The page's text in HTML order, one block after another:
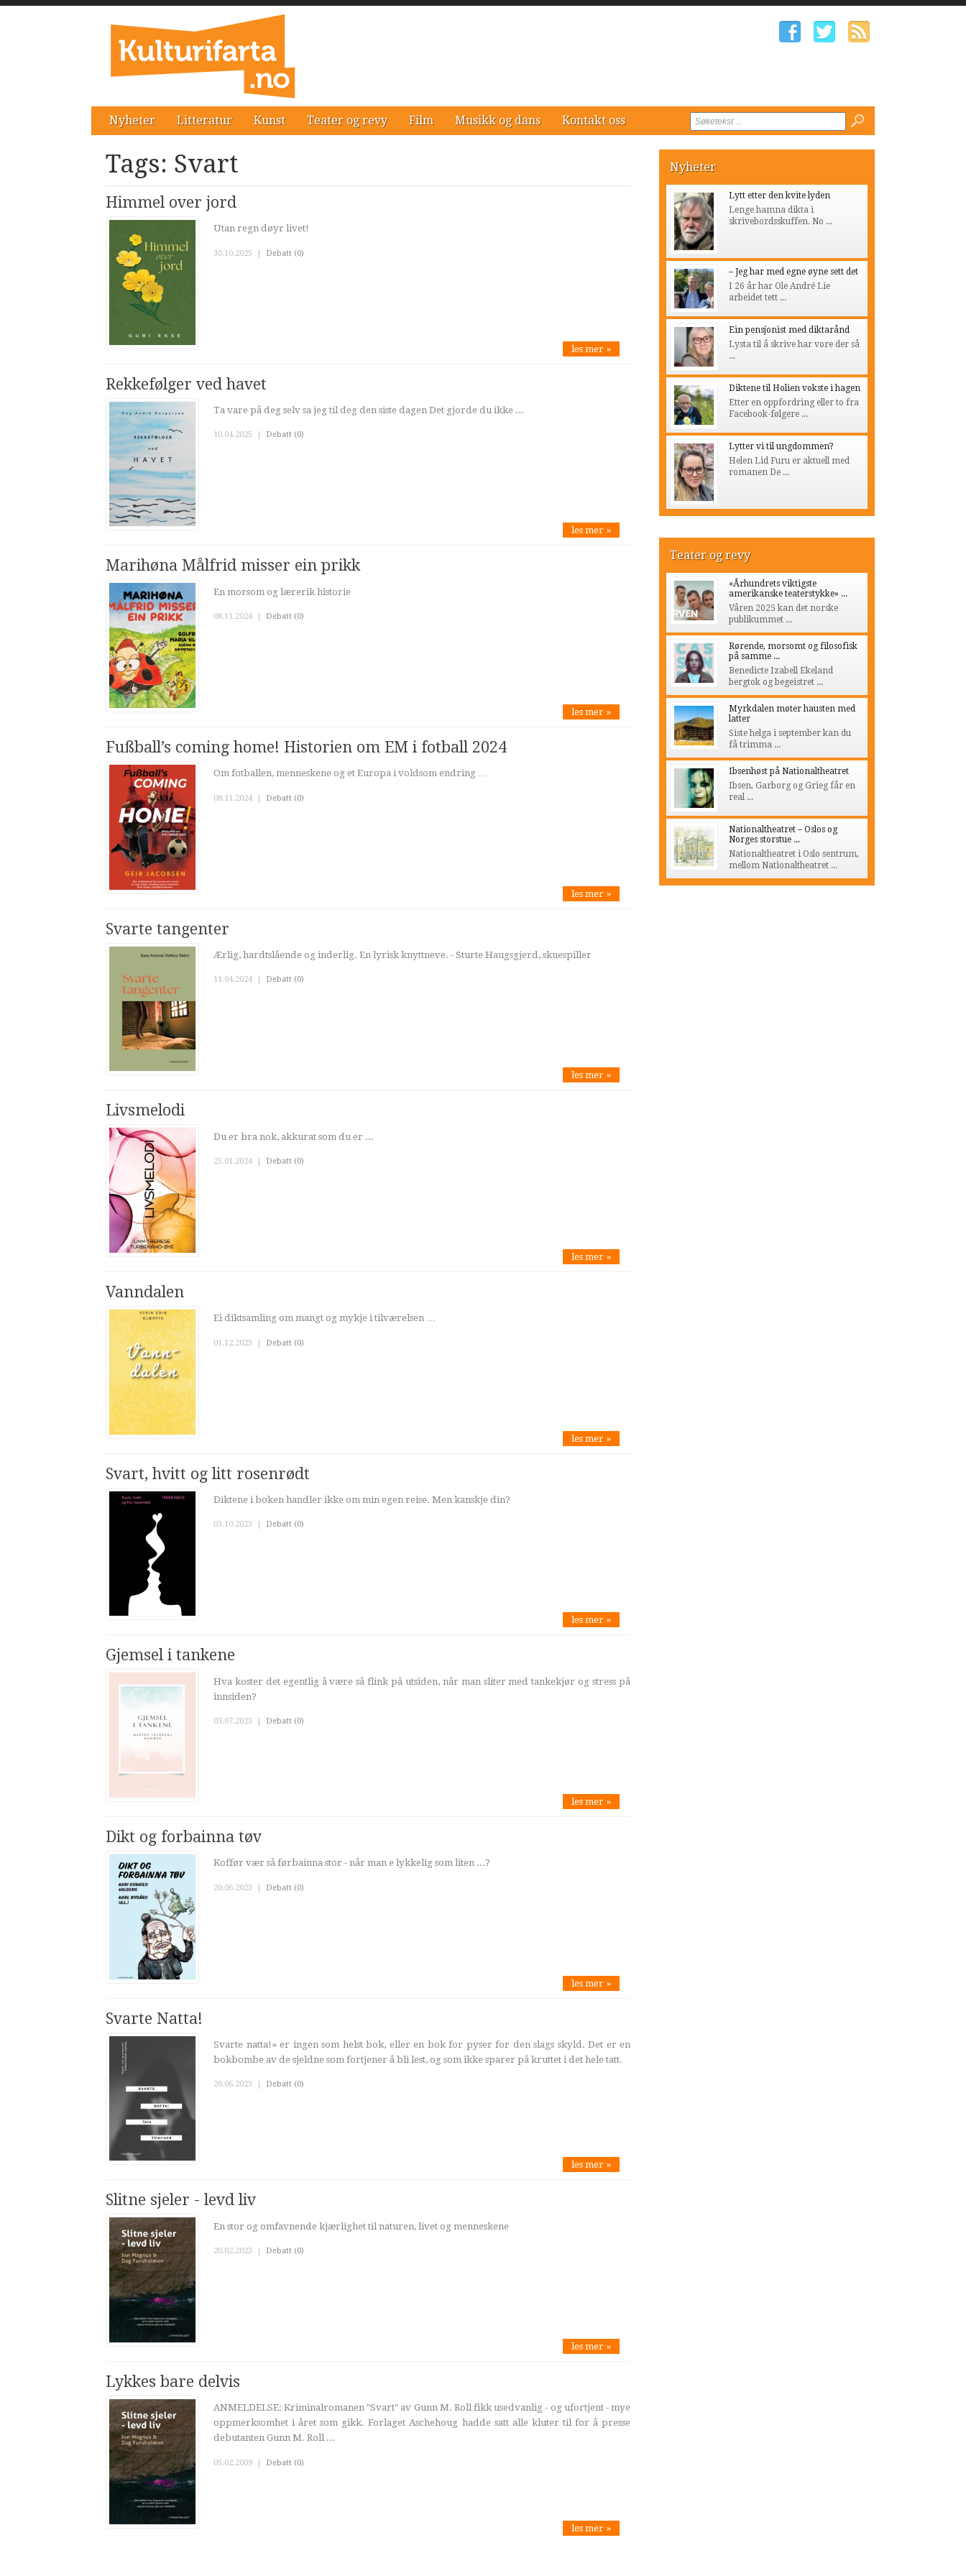
Nyheter Litteratur Kunst Teater og revy Film Musikk og dans Kontakt oss
Tags: Svart
Himmel over jord
Utan regn døyr livet!
30.10.2025 | Debatt (0)
les mer »
Rekkefølger ved havet
Ta vare på deg selv sa jeg til deg den siste dagen Det gjorde du ikke ...
10.04.2025 Debatt (0)
les mer »
Marihøna Målfrid misser ein prikk
En morsom og lærerik historie
08.11.2024 | Debatt (0)
les mer »
Fußball’s coming home! Historien om EM i fotball 2024
Om fotballen, menneskene og et Europa i voldsom endring …
08.11.2024 | Debatt (0)
les mer »
Svarte tangenter
Ærlig, hardtslående og inderlig. En lyrisk knyttneve. - Sturte Haugsgjerd, skuespiller
11.04.2024 Debatt (0)
les mer »
Livsmelodi
Du er bra nok, akkurat som du er ...
25.01.2024 | Debatt (0)
les mer »
Vanndalen
Ei diktsamling om mangt og mykje i tilværelsen …
01.12.2023 | Debatt (0)
les mer »
Svart, hvitt og litt rosenrødt
Diktene i boken handler ikke om min egen reise. Men kanskje din?
03.10.2023 Debatt (0)
les mer »
Gjemsel i tankene
Hva koster det egentlig å være så flink på utsiden, når man sliter med tankekjør og stress på
innsiden?
03.07.2023 | Debatt (0)
les mer »
Dikt og forbainna tøv
Koffør vær så førbainna stor - når man e lykkelig som liten ...?
20.06.2023 | Debatt (0)
les mer »
Svarte Natta!
Svarte natta!» er ingen som helst bok, eller en bok for pyser for den slags skyld. Det er en
bokbombe av de sjeldne som fortjener å bli lest, og som ikke sparer på kruttet i det hele tatt.
20.06.2023 Debatt (0)
les mer »
Slitne sjeler - levd liv
En stor og omfavnende kjærlighet til naturen, livet og menneskene
20.02.2023 | Debatt (0)
les mer »
Lykkes bare delvis
ANMELDELSE: Kriminalromanen "Svart" av Gunn M. Roll fikk usedvanlig - og ufortjent - mye
oppmerksomhet i året som gikk. Forlaget Aschehoug hadde satt alle kluter til for å presse
debutanten Gunn M. Roll ...
05.02.2009 | Debatt (0)
les mer »
Nyheter
Lytt etter den kvite lyden
Lenge hamna dikta i
skrivebordsskuffen. No ...
– Jeg har med egne øyne sett det
I 26 år har Ole André Lie
arbeidet tett ...
Ein pensjonist med diktarånd
Lysta til å skrive har vore der så
...
Diktene til Holien vokste i hagen
Etter en oppfordring eller to fra
Facebook-følgere ...
Lytter vi til ungdommen?
Helen Lid Furu er aktuell med
romanen De ...
Teater og revy
«Århundrets viktigste
amerikanske teaterstykke» ...
Våren 2025 kan det norske
publikummet ...
Rørende, morsomt og filosofisk
på samme ...
Benedicte Izabell Ekeland
bergtok og begeistret ...
Myrkdalen møter hausten med
latter
Siste helga i september kan du
få trimma ...
Ibsenhøst på Nationaltheatret
Ibsen, Garborg og Grieg får en
real ...
Nationaltheatret – Oslos og
Norges storstue ...
Nationaltheatret i Oslo sentrum,
mellom Nationaltheatret ...